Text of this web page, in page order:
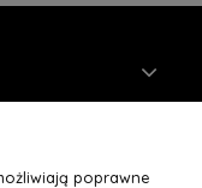
poprawne